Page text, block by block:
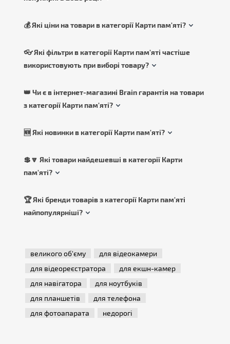
💰 Які ціни на товари в категорії Карти пам'яті?
👓 Які фільтри в категорії Карти пам'яті частіше
використовують при виборі товару?
👑 Чи є в інтернет-магазині Brain гарантія на товари
з категорії Карти пам'яті?
🆕 Які новинки в категорії Карти пам'яті?
💲🔽 Які товари найдешевші в категорії Карти
пам'яті?
🏆 Які бренди товарів з категорії Карти пам'яті
найпопулярніші?
великого об'єму
для відеокамери
для відеореєстратора
для екшн-камер
для навігатора
для ноутбуків
для планшетів
для телефона
для фотоапарата
недорогі